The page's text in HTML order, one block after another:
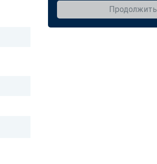
Продолжить